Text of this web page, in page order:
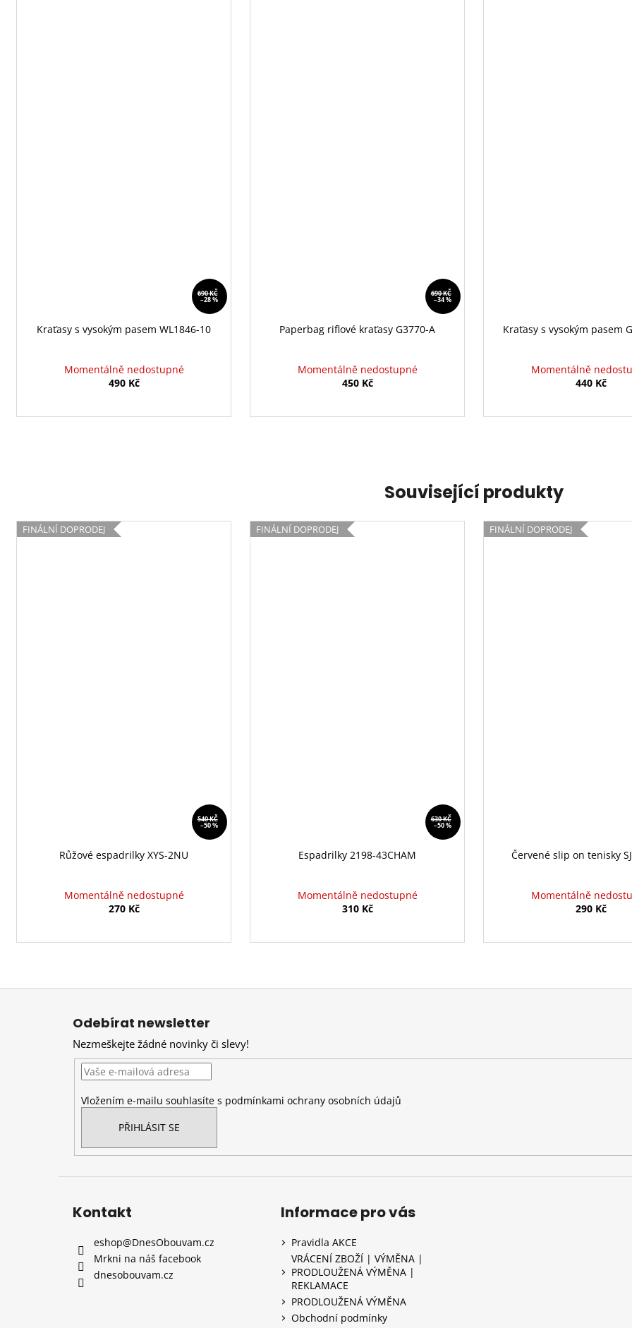
690 KČ
–28 %
Kraťasy s vysokým pasem WL1846-10
Momentálně nedostupné
490 Kč
690 KČ
–34 %
Paperbag riflové kraťasy G3770-A
Momentálně nedostupné
450 Kč
Kraťasy s vysokým pasem
Momentálně
440 Kč
Související produkty
FINÁLNÍ DOPRODEJ
540 KČ
–50 %
Růžové espadrilky XYS-2NU
Momentálně nedostupné
270 Kč
FINÁLNÍ DOPRODEJ
630 KČ
–50 %
Espadrilky 2198-43CHAM
Momentálně nedostupné
310 Kč
FINÁLNÍ DOPRODEJ
Červené slip on tenisky
Momentálně
290 Kč
Z
Odebírat newsletter
Nezmeškejte žádné novinky či slevy!
Vložením e-mailu souhlasíte s podmínkami ochrany osobních údajů
PŘIHLÁSIT SE
Kontakt
eshop@DnesObouvam.cz
Mrkni na náš facebook
dnesobouvam.cz
Informace pro vás
Pravidla AKCE
VRÁCENÍ ZBOŽÍ | VÝMĚNA |
PRODLOUŽENÁ VÝMĚNA |
REKLAMACE
PRODLOUŽENÁ VÝMĚNA
Obchodní podmínky